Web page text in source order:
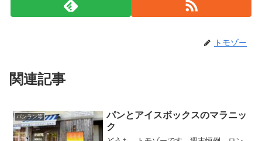
トモゾー
関連記事
パンラン等
パンとアイスボックスのマラニッ
ク